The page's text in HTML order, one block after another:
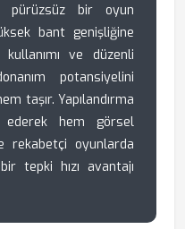
pürüzsüz bir oyun
bant genişliğine
ve düzenli
potansiyelini
taşır. Yapılandırma
hem görsel
rekabetçi oyunlarda
tepki hızı avantajı